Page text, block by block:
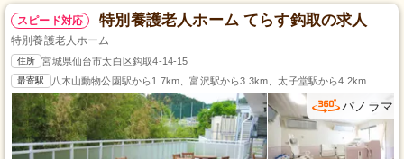
スピード対応 特別養護老人ホーム てらす鈎取の求人
特別養護老人ホーム
住所 宮城県仙台市太白区鈎取4-14-15
最寄駅 八木山動物公園駅から1.7km、富沢駅から3.3km、太子堂駅から4.2km
パノラマ